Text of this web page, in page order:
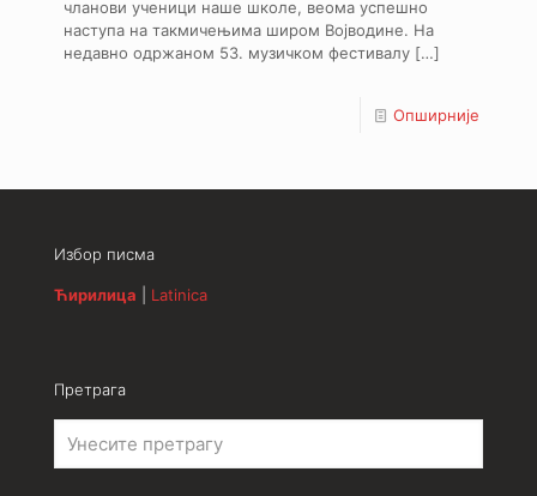
чланови ученици наше школе, веома успешно
наступа на такмичењима широм Војводине. На
недавно одржаном 53. музичком фестивалу […]
Опширније
Избор писма
Ћирилица Latinica
Претрага